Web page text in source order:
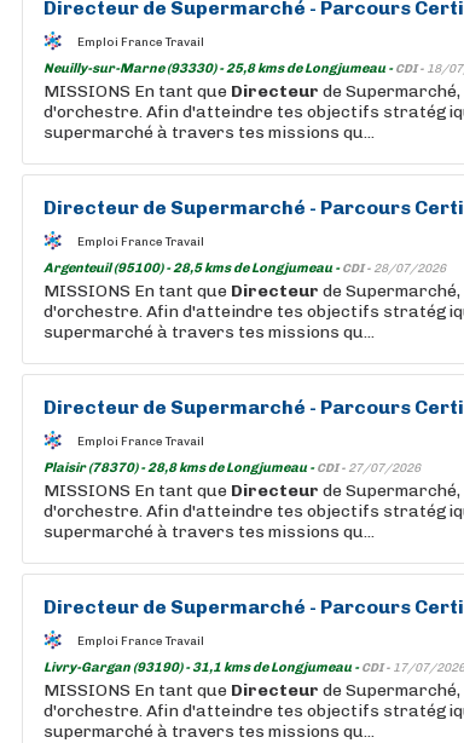
Directeur de Supermarché - Parcours
Emploi France Travail
Neuilly-sur-Marne (93330) - 25,8 kms de Longjumeau -CDI - 18/
MISSIONS En tant que Directeur de
d'orchestre. Afin d'atteindre tes objectifs
supermarché à travers tes missions qu...
Directeur de Supermarché - Parcours
Emploi France Travail
Argenteuil (95100) - 28,5 kms de Longjumeau -CDI - 28/07/2026
MISSIONS En tant que Directeur de
d'orchestre. Afin d'atteindre tes objectifs
supermarché à travers tes missions qu...
Directeur de Supermarché - Parcours
Emploi France Travail
Plaisir (78370) - 28,8 kms de Longjumeau -CDI - 27/07/2026
MISSIONS En tant que Directeur de
d'orchestre. Afin d'atteindre tes objectifs
supermarché à travers tes missions qu...
Directeur de Supermarché - Parcours
Emploi France Travail
Livry-Gargan (93190) - 31,1 kms de Longjumeau -CDI - 17/07/2026
MISSIONS En tant que Directeur de
d'orchestre. Afin d'atteindre tes objectifs
supermarché à travers tes missions qu...